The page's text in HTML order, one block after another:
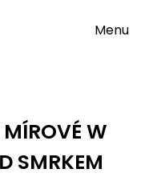
Menu
W
SMRKEM